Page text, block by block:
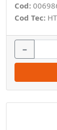
Cod:
Cod Tec:
−